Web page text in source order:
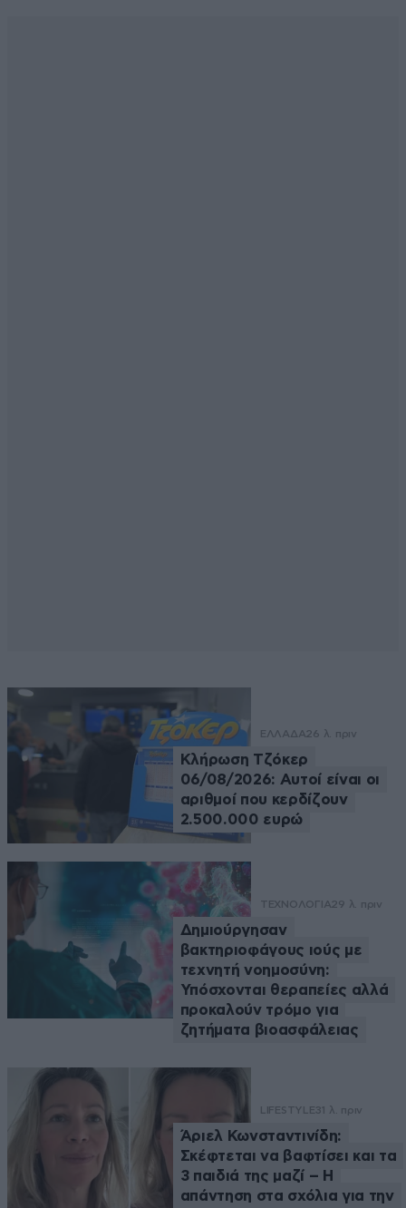
ΕΛΛΑΔΑ26 λ. πριν
Κλήρωση Τζόκερ
06/08/2026: Αυτοί είναι οι
αριθμοί που κερδίζουν
2.500.000 ευρώ
ΤΕΧΝΟΛΟΓΙΑ29 λ. πριν
Δημιούργησαν
βακτηριοφάγους ιούς με
τεχνητή νοημοσύνη:
Υπόσχονται θεραπείες αλλά
προκαλούν τρόμο για
ζητήματα βιοασφάλειας
LIFESTYLE31 λ. πριν
Άριελ Κωνσταντινίδη:
Σκέφτεται να βαφτίσει και τα
3 παιδιά της μαζί – Η
απάντηση στα σχόλια για την